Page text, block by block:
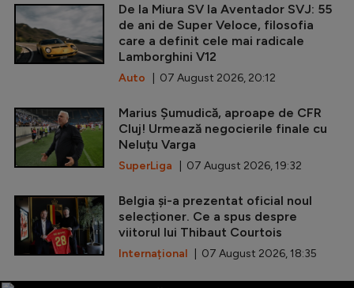
De la Miura SV la Aventador SVJ: 55
de ani de Super Veloce, filosofia
care a definit cele mai radicale
Lamborghini V12
Auto | 07 August 2026, 20:12
Marius Șumudică, aproape de CFR
Cluj! Urmează negocierile finale cu
Neluțu Varga
SuperLiga | 07 August 2026, 19:32
Belgia și-a prezentat oficial noul
selecționer. Ce a spus despre
viitorul lui Thibaut Courtois
Internațional | 07 August 2026, 18:35